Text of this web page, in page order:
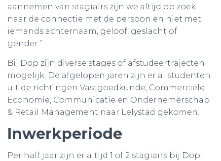
aannemen van stagiairs zijn we altijd op zoek
naar de connectie met de persoon en niet met
iemands achternaam, geloof, geslacht of
gender.”
Bij Dop zijn diverse stages of afstudeertrajecten
mogelijk. De afgelopen jaren zijn er al studenten
uit de richtingen Vastgoedkunde, Commerciële
Economie, Communicatie en Ondernemerschap
& Retail Management naar Lelystad gekomen.
Inwerkperiode
Per half jaar zijn er altijd 1 of 2 stagiairs bij Dop,